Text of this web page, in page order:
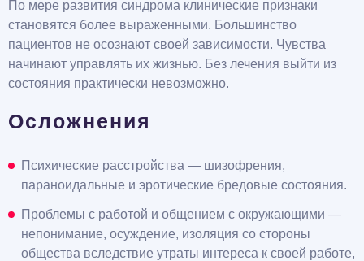
По мере развития синдрома клинические признаки
становятся более выраженными. Большинство
пациентов не осознают своей зависимости. Чувства
начинают управлять их жизнью. Без лечения выйти из
состояния практически невозможно.
Осложнения
Психические расстройства — шизофрения,
параноидальные и эротические бредовые состояния.
Проблемы с работой и общением с окружающими —
непонимание, осуждение, изоляция со стороны
общества вследствие утраты интереса к своей работе,